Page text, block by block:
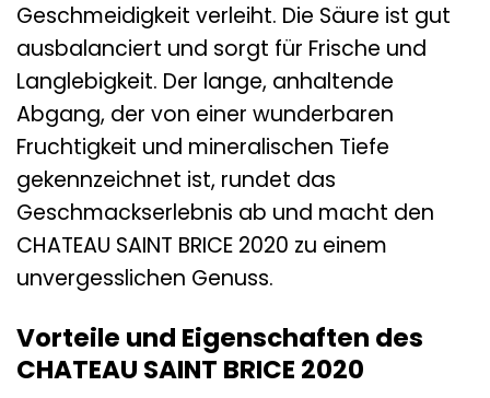
Geschmeidigkeit verleiht. Die Säure ist gut
ausbalanciert und sorgt für Frische und
Langlebigkeit. Der lange, anhaltende
Abgang, der von einer wunderbaren
Fruchtigkeit und mineralischen Tiefe
gekennzeichnet ist, rundet das
Geschmackserlebnis ab und macht den
CHATEAU SAINT BRICE 2020 zu einem
unvergesslichen Genuss.
Vorteile und Eigenschaften des
CHATEAU SAINT BRICE 2020